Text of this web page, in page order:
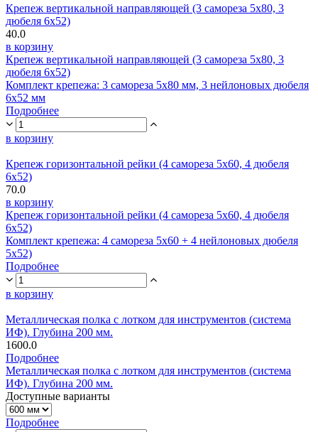
Крепеж вертикальной направляющей (3 самореза 5х80, 3
дюбеля 6х52)
40.0
в корзину
Крепеж вертикальной направляющей (3 самореза 5х80, 3
дюбеля 6х52)
Комплект крепежа: 3 самореза 5х80 мм, 3 нейлоновых дюбеля
6х52 мм
Подробнее
в корзину
Крепеж горизонтальной рейки (4 самореза 5х60, 4 дюбеля
6х52)
70.0
в корзину
Крепеж горизонтальной рейки (4 самореза 5х60, 4 дюбеля
6х52)
Комплект крепежа: 4 самореза 5х60 + 4 нейлоновых дюбеля
5х52)
Подробнее
в корзину
Металлическая полка с лотком для инструментов (система
ИФ). Глубина 200 мм.
1600.0
Подробнее
Металлическая полка с лотком для инструментов (система
ИФ). Глубина 200 мм.
Доступные варианты
Подробнее